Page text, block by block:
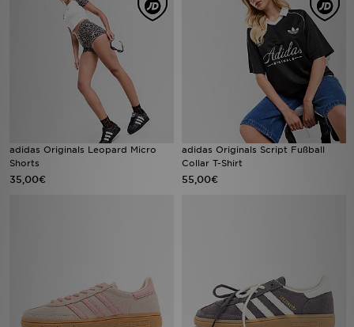
adidas Originals Leopard Micro
Shorts
35,00€
adidas Originals Script Fußball
Collar T-Shirt
55,00€